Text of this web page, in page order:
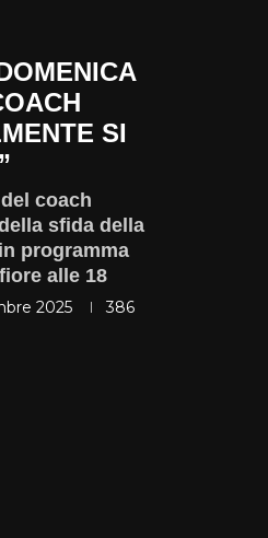
SI
coach
sfida della
programma
alle 18
2025
386